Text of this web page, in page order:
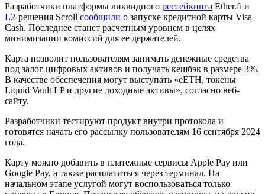
Разработчики платформы ликвидного рестейкинга Ether.fi и
L2-решения Scroll сообщили о запуске кредитной карты Visa
Cash. Последнее станет расчетным уровнем в целях
минимизации комиссий для ее держателей.
Карта позволит пользователям занимать денежные средства
под залог цифровых активов и получать кешбэк в размере 3%.
В качестве обеспечения могут выступать «eETH, токены
Liquid Vault LP и другие доходные активы», согласно веб-
сайту.
Разработчики тестируют продукт внутри протокола и
готовятся начать его рассылку пользователям 16 сентября 2024
года.
Карту можно добавить в платежные сервисы Apple Pay или
Google Pay, а также расплатиться через терминал. На
начальном этапе услугой могут воспользоваться только